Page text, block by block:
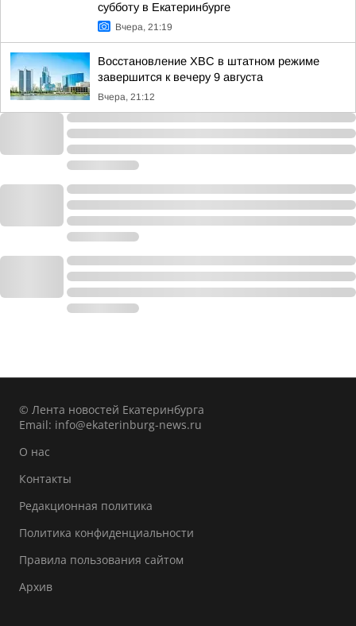
субботу в Екатеринбурге
Вчера, 21:19
Восстановление ХВС в штатном режиме
завершится к вечеру 9 августа
Вчера, 21:12
© Лента новостей Екатеринбурга
Email: info@ekaterinburg-news.ru
О нас
Контакты
Редакционная политика
Политика конфиденциальности
Правила пользования сайтом
Архив